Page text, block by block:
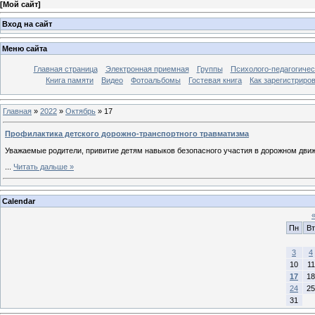
[Мой сайт]
Вход на сайт
Меню сайта
Главная страница Электронная приемная Группы
Психолого-
Книга памяти
Видео Фотоальбомы Гостевая книга Как
Главная » 2022 » Октябрь » 17
Профилактика детского дорожно-транспортного травматизма
Уважаемые родители, привитие детям навыков безопасного участия в дорожном
Читать дальше »
Calendar
«
Пн
Вт
3
4
10
11
17
18
24
25
31